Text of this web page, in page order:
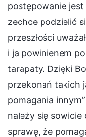
postępowanie
zechce podzielić
przeszłości
i ja powinienem
tarapaty. Dzięki
przekonań takich
pomagania
należy się sowicie
sprawę, że